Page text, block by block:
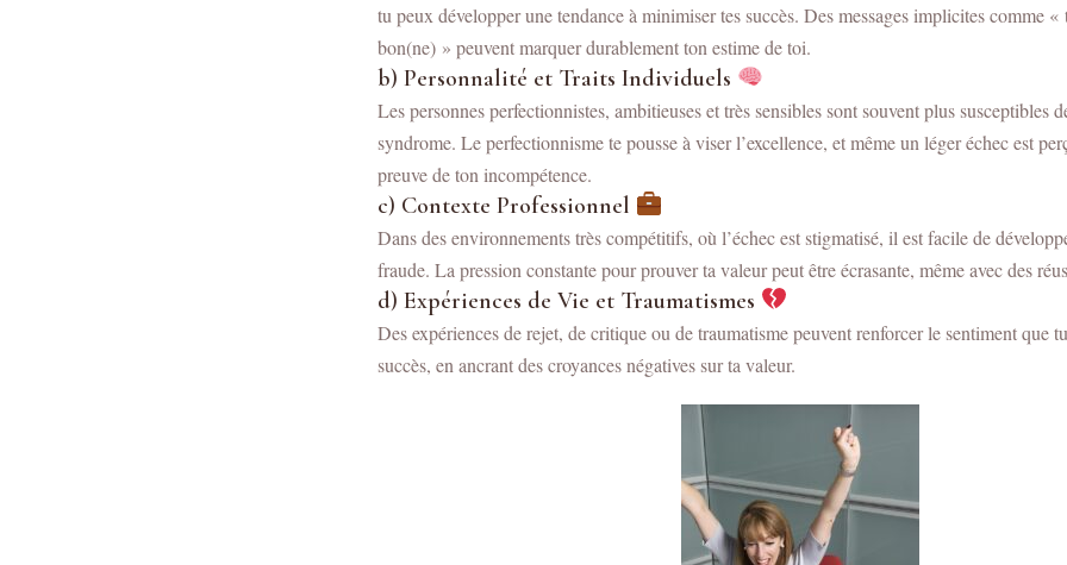
tu peux développer une tendance à minimiser tes succès. Des messages implicites comme «
bon(ne) » peuvent marquer durablement ton estime de toi.
b) Personnalité et Traits Individuels
Les personnes perfectionnistes, ambitieuses et très sensibles sont souvent plus susceptibles
syndrome. Le perfectionnisme te pousse à viser l’excellence, et même un léger échec est
preuve de ton incompétence.
c) Contexte Professionnel
Dans des environnements très compétitifs, où l’échec est stigmatisé, il est facile de
fraude. La pression constante pour prouver ta valeur peut être écrasante, même avec des
d) Expériences de Vie et Traumatismes
Des expériences de rejet, de critique ou de traumatisme peuvent renforcer le sentiment que
succès, en ancrant des croyances négatives sur ta valeur.